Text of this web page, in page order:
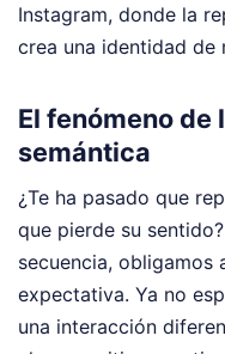
Instagram, donde la
crea una identidad de
El fenómeno de
semántica
¿Te ha pasado que
que pierde su
secuencia, obligamos
expectativa. Ya no
una interacción